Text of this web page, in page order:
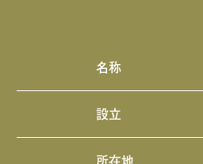
名称
設立